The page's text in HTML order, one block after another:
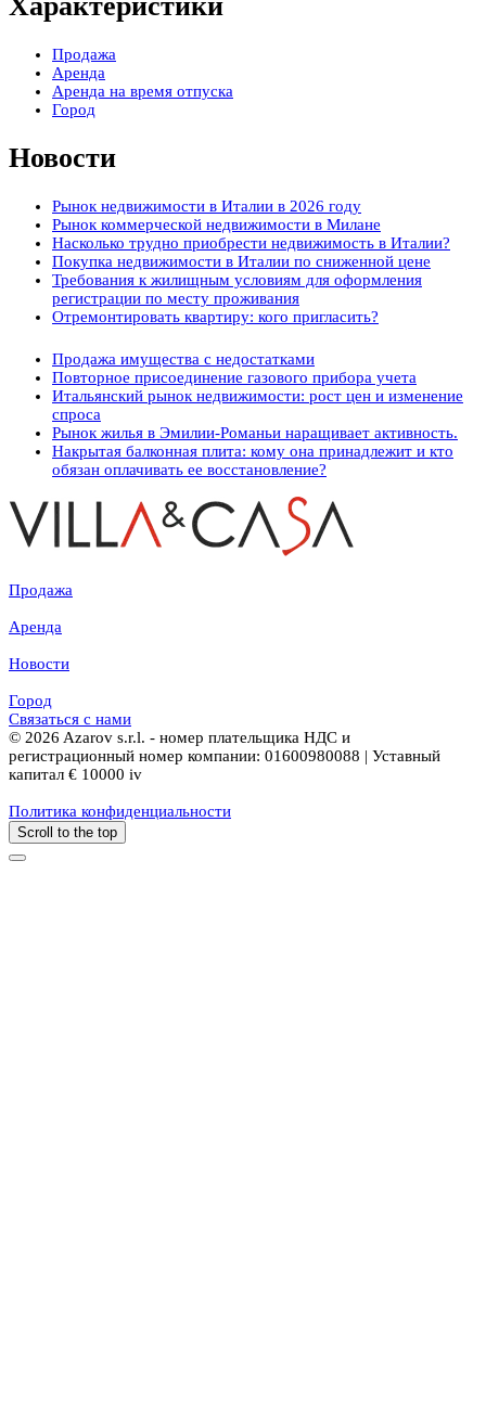
Продажа
Аренда
Аренда на время отпуска
Город
Новости
Рынок недвижимости в Италии в 2026 году
Рынок коммерческой недвижимости в Милане
Насколько трудно приобрести недвижимость в Италии?
Покупка недвижимости в Италии по сниженной цене
Требования к жилищным условиям для оформления
регистрации по месту проживания
Отремонтировать квартиру: кого пригласить?
Продажа имущества с недостатками
Повторное присоединение газового прибора учета
Итальянский рынок недвижимости: рост цен и изменение
спроса
Рынок жилья в Эмилии-Романьи наращивает активность.
Накрытая балконная плита: кому она принадлежит и кто
обязан оплачивать ее восстановление?
Продажа
Аренда
Новости
Город
Связаться с нами
© 2026 Azarov s.r.l. - номер плательщика НДС и
регистрационный номер компании: 01600980088 | Уставный
капитал € 10000 iv
Политика конфиденциальности
Scroll to the top